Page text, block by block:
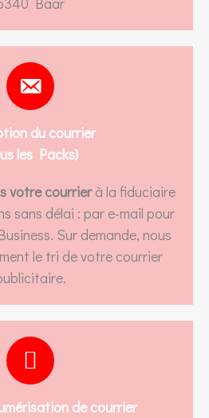
du courrier
les Packs)
votre courrierà la fiduciaire
sans délai : par e-mail pour
Sur demande, nous
le tri de votre courrier
de courrier